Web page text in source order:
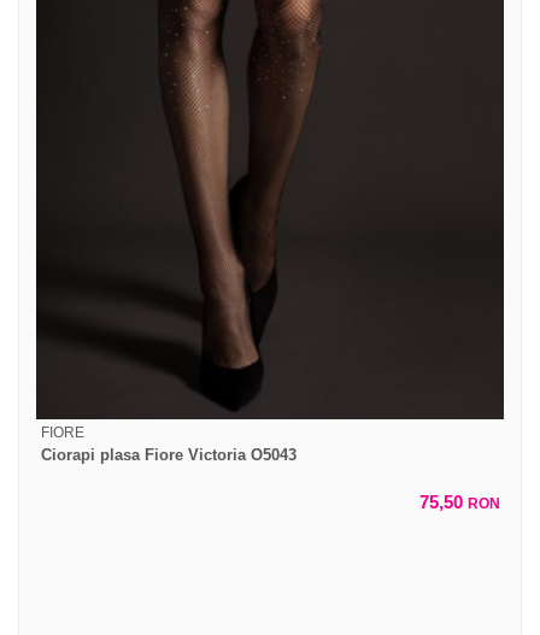
FIORE
Ciorapi plasa Fiore Victoria O5043
75,50 RON